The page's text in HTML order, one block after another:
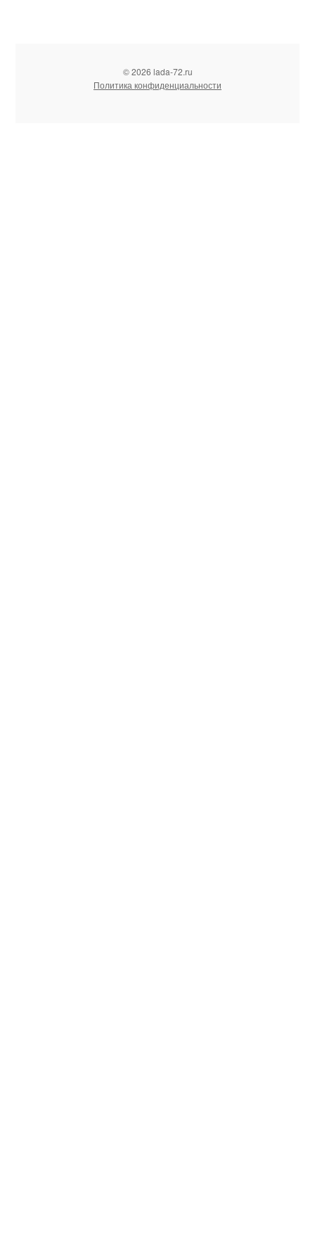
© 2026 lada-72.ru
Политика конфиденциальности